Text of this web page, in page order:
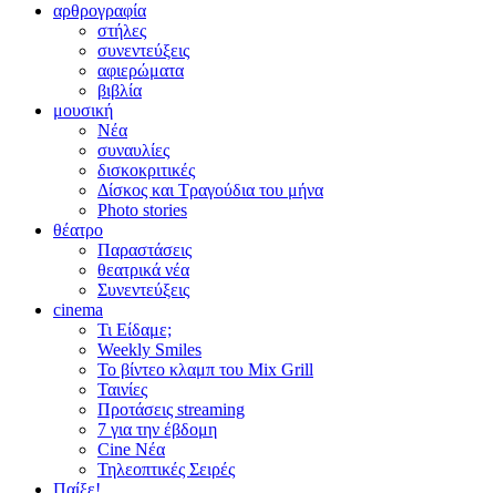
αρθρογραφία
στήλες
συνεντεύξεις
αφιερώματα
βιβλία
μουσική
Νέα
συναυλίες
δισκοκριτικές
Δίσκος και Τραγούδια του μήνα
Photo stories
θέατρο
Παραστάσεις
θεατρικά νέα
Συνεντεύξεις
cinema
Τι Είδαμε;
Weekly Smiles
Το βίντεο κλαμπ του Mix Grill
Ταινίες
Προτάσεις streaming
7 για την έβδομη
Cine Νέα
Τηλεοπτικές Σειρές
Παίξε!